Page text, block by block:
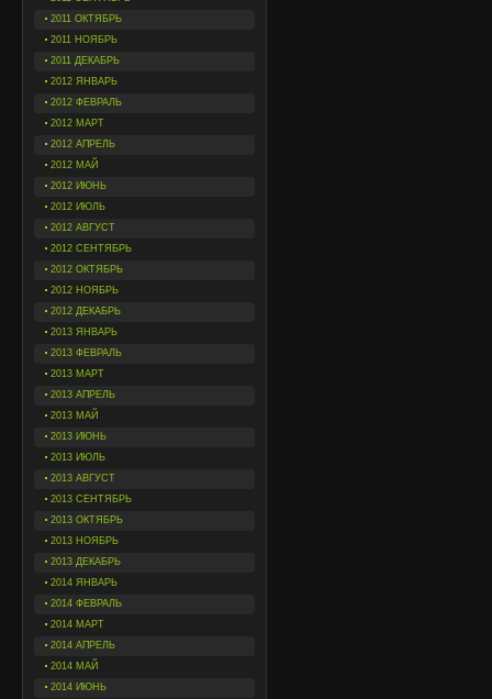
2011 ОКТЯБРЬ
2011 НОЯБРЬ
2011 ДЕКАБРЬ
2012 ЯНВАРЬ
2012 ФЕВРАЛЬ
2012 МАРТ
2012 АПРЕЛЬ
2012 МАЙ
2012 ИЮНЬ
2012 ИЮЛЬ
2012 АВГУСТ
2012 СЕНТЯБРЬ
2012 ОКТЯБРЬ
2012 НОЯБРЬ
2012 ДЕКАБРЬ
2013 ЯНВАРЬ
2013 ФЕВРАЛЬ
2013 МАРТ
2013 АПРЕЛЬ
2013 МАЙ
2013 ИЮНЬ
2013 ИЮЛЬ
2013 АВГУСТ
2013 СЕНТЯБРЬ
2013 ОКТЯБРЬ
2013 НОЯБРЬ
2013 ДЕКАБРЬ
2014 ЯНВАРЬ
2014 ФЕВРАЛЬ
2014 МАРТ
2014 АПРЕЛЬ
2014 МАЙ
2014 ИЮНЬ